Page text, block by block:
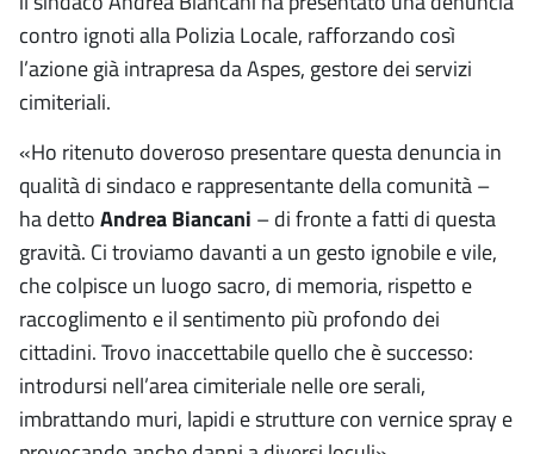
contro ignoti alla Polizia Locale, rafforzando così
l’azione già intrapresa da Aspes, gestore dei servizi
cimiteriali.
«Ho ritenuto doveroso presentare questa denuncia in
qualità di sindaco e rappresentante della comunità –
ha dettoAndrea Biancani – di fronte a fatti di questa
gravità. Ci troviamo davanti a un gesto ignobile e vile,
che colpisce un luogo sacro, di memoria, rispetto e
raccoglimento e il sentimento più profondo dei
cittadini. Trovo inaccettabile quello che è successo:
introdursi nell’area cimiteriale nelle ore serali,
imbrattando muri, lapidi e strutture con vernice spray e